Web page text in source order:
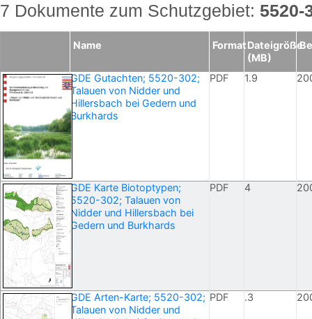
7 Dokumente zum Schutzgebiet: 5520-
Name FormatDateigröße
(MB)
GDE Gutachten; 5520-302;
Talauen von Nidder und
Hillersbach bei Gedern und
Burkhards
PDF 1.9
GDE Karte Biotoptypen;
5520-302; Talauen von
Nidder und Hillersbach bei
Gedern und Burkhards
PDF 4
GDE Arten-Karte; 5520-302;
Talauen von Nidder und
PDF .3